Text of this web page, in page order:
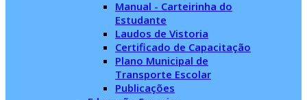
Manual - Carteirinha do
Estudante
Laudos de Vistoria
Certificado de Capacitação
Plano Municipal de
Transporte Escolar
Publicações